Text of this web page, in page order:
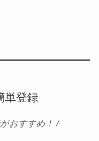
単登録
おすすめ！ /